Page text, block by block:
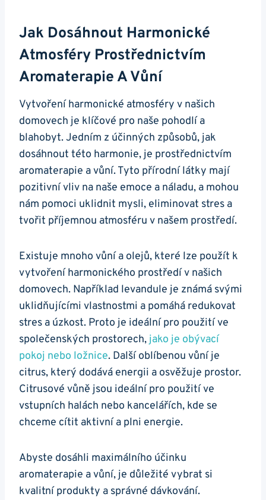
Jak Dosáhnout Harmonické
Atmosféry Prostřednictvím
Aromaterapie A Vůní
Vytvoření harmonické atmosféry v našich
domovech je klíčové pro naše pohodlí a
blahobyt. Jedním z účinných způsobů, jak
dosáhnout této harmonie, je prostřednictvím
aromaterapie a vůní. Tyto přírodní látky mají
pozitivní vliv na naše emoce a náladu, a mohou
nám pomoci uklidnit mysli, eliminovat stres a
tvořit příjemnou atmosféru v našem prostředí.
Existuje mnoho vůní a olejů, které lze použít k
vytvoření harmonického prostředí v našich
domovech. Například levandule je známá svými
uklidňujícími vlastnostmi a pomáhá redukovat
stres a úzkost. Proto je ideální pro použití ve
společenských prostorech, jako je obývací
pokoj nebo ložnice. Další oblíbenou vůní je
citrus, který dodává energii a osvěžuje prostor.
Citrusové vůně jsou ideální pro použití ve
vstupních halách nebo kancelářích, kde se
chceme cítit aktivní a plni energie.
Abyste dosáhli maximálního účinku
aromaterapie a vůní, je důležité vybrat si
kvalitní produkty a správné dávkování.